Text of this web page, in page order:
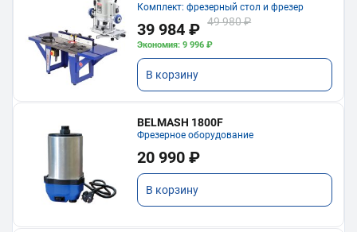
Комплект: фрезерный стол и фрезер
39 984 ₽ 49 980 ₽
Экономия: 9 996 ₽
В корзину
BELMASH 1800F
Фрезерное оборудование
20 990 ₽
В корзину